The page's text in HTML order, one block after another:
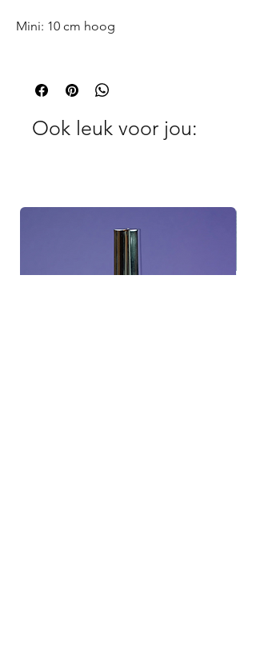
Mini: 10 cm hoog
Ook leuk voor jou: